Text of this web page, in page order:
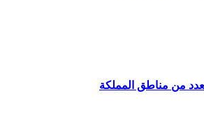
من مناطق المملكة